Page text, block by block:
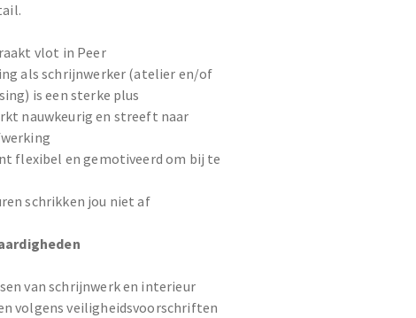
vlot in Peer
als schrijnwerker (atelier en/of
is een sterke plus
nauwkeurig en streeft naar
flexibel en gemotiveerd om bij te
schrikken jou niet af
van schrijnwerk en interieur
volgens veiligheidsvoorschriften